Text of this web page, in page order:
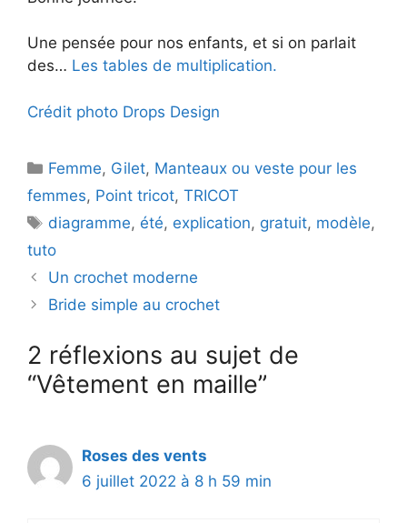
Une pensée pour nos enfants, et si on parlait
des… Les tables de multiplication.
Crédit photo Drops Design
Catégories
Femme, Gilet, Manteaux ou veste pour les
femmes, Point tricot, TRICOT
Étiquettes
diagramme, été, explication, gratuit, modèle,
tuto
Un crochet moderne
Bride simple au crochet
2 réflexions au sujet de
“Vêtement en maille”
Roses des vents
6 juillet 2022 à 8 h 59 min